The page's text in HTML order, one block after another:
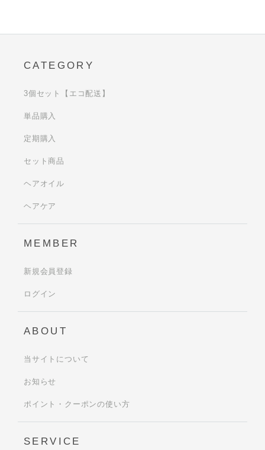
CATEGORY
3個セット【エコ配送】
単品購入
定期購入
セット商品
ヘアオイル
ヘアケア
MEMBER
新規会員登録
ログイン
ABOUT
当サイトについて
お知らせ
ポイント・クーポンの使い方
SERVICE